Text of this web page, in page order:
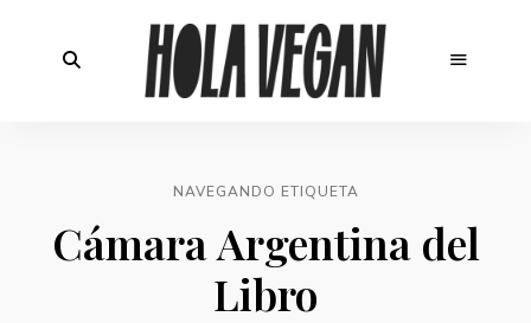
NAVEGANDO ETIQUETA
Cámara Argentina del
Libro